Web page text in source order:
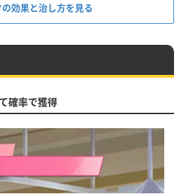
効果と治し方を見る
確率で獲得